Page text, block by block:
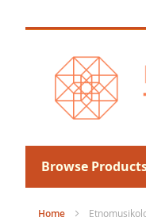
to
Browse
Home